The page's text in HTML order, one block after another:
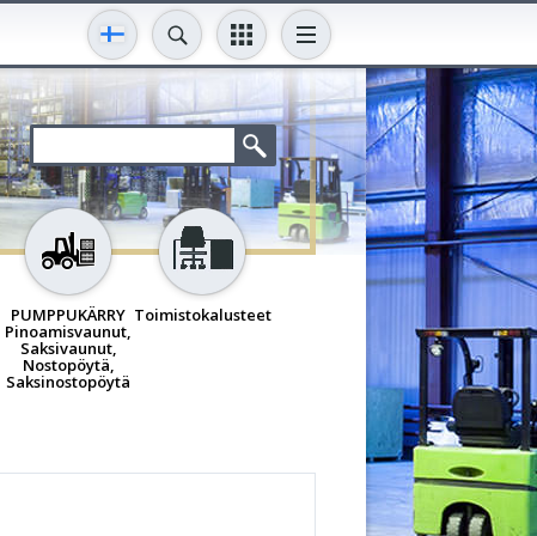
PUMPPUKÄRRY
Pinoamisvaunut,
Saksivaunut,
Nostopöytä,
Saksinostopöytä
Toimistokalusteet